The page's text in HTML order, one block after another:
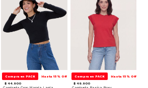
Compra en PACK Hasta 15% Off
$ 44.900
Compra en PACK Hasta 15% Off
$ 49.900